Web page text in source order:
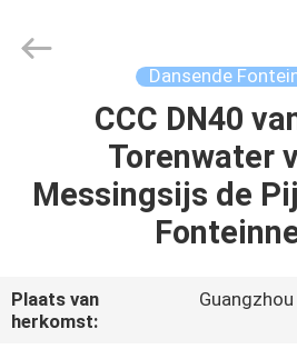
PRODUCTEN
ONS
water
co,.ltd.
Dansende
CCC DN40
Torenwater
Messingsijs de
Plaats van
herkomst: